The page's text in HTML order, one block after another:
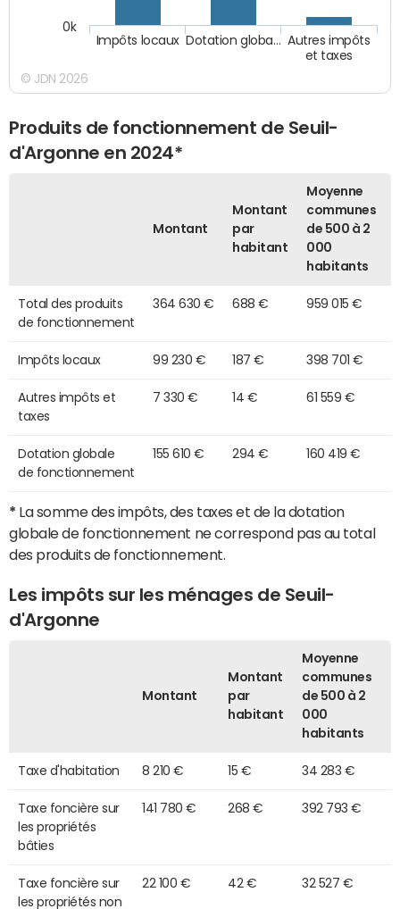
Autres impôts
et taxes
Dotation globa…
Impôts locaux
0k
© JDN 2026
Produits de fonctionnement de Seuil-
d'Argonne en 2024*
Montant
Montant
par
habitant
Moyenne
communes
de 500 à 2
000
habitants
Total des produits
de fonctionnement
364 630 € 688 € 959 015 €
Impôts locaux 99 230 € 187 € 398 701 €
Autres impôts et
taxes
7 330 € 14 € 61 559 €
Dotation globale
de fonctionnement
155 610 € 294 € 160 419 €
* La somme des impôts, des taxes et de la dotation
globale de fonctionnement ne correspond pas au total
des produits de fonctionnement.
Les impôts sur les ménages de Seuil-
d'Argonne
Montant
Montant
par
habitant
Moyenne
communes
de 500 à 2
000
habitants
Taxe d'habitation 8 210 € 15 € 34 283 €
Taxe foncière sur
les propriétés
bâties
141 780 € 268 € 392 793 €
Taxe foncière sur
les propriétés non
22 100 € 42 € 32 527 €